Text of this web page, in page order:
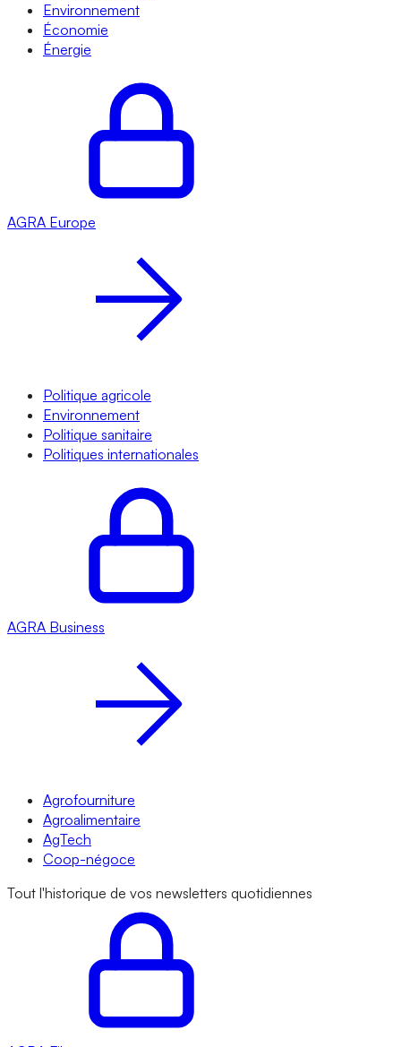
Environnement
Économie
Énergie
AGRA Europe
Politique agricole
Environnement
Politique sanitaire
Politiques internationales
AGRA Business
Agrofourniture
Agroalimentaire
AgTech
Coop-négoce
Tout l'historique de vos newsletters quotidiennes